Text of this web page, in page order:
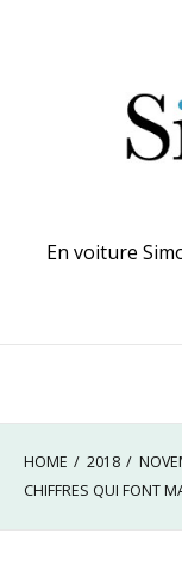
En voiture
HOME 2018
CHIFFRES QUI FONT